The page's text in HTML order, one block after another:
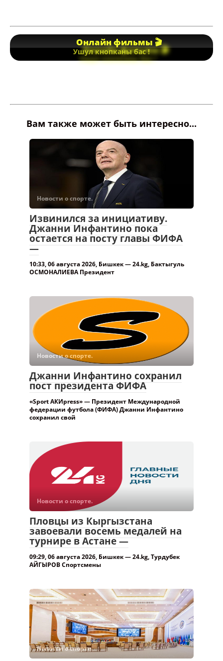
Онлайн фильмы 🎬
Ушул кнопканы бас !
Вам также может быть интересно...
Новости о спорте.
Извинился за инициативу.
Джанни Инфантино пока
остается на посту главы ФИФА
—
10:33, 06 августа 2026, Бишкек — 24.kg, Бактыгуль
ОСМОНАЛИЕВА Президент
Новости о спорте.
Джанни Инфантино сохранил
пост президента ФИФА
«Sport АКИpress» — Президент Международной
федерации футбола (ФИФА) Джанни Инфантино
сохранил свой
Новости о спорте.
Пловцы из Кыргызстана
завоевали восемь медалей на
турнире в Астане —
09:29, 06 августа 2026, Бишкек — 24.kg, Турдубек
АЙГЫРОВ Спортсмены
Новости о спорте.